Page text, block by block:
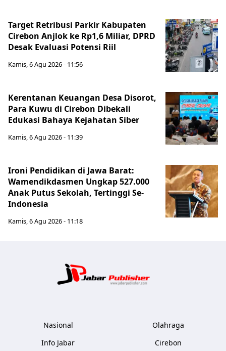
Target Retribusi Parkir Kabupaten
Cirebon Anjlok ke Rp1,6 Miliar, DPRD
Desak Evaluasi Potensi Riil
Kamis, 6 Agu 2026 - 11:56
Kerentanan Keuangan Desa Disorot,
Para Kuwu di Cirebon Dibekali
Edukasi Bahaya Kejahatan Siber
Kamis, 6 Agu 2026 - 11:39
Ironi Pendidikan di Jawa Barat:
Wamendikdasmen Ungkap 527.000
Anak Putus Sekolah, Tertinggi Se-
Indonesia
Kamis, 6 Agu 2026 - 11:18
Nasional
Info Jabar
Olahraga
Cirebon